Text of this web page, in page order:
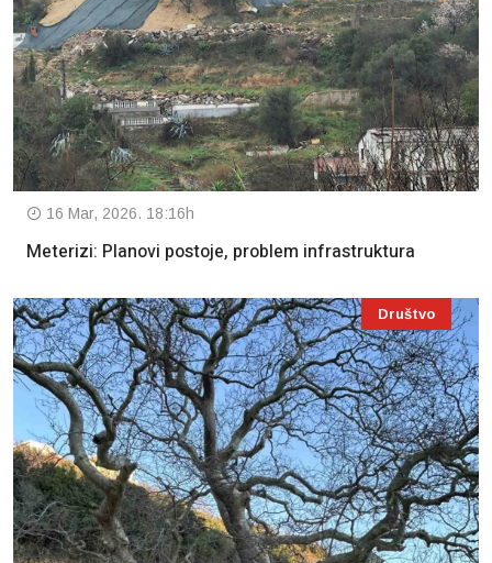
16 Mar, 2026. 18:16h
Meterizi: Planovi postoje, problem infrastruktura
Društvo